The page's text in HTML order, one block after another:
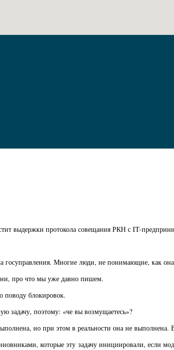
выдержки протокола совещания РКН с IT-
госуправления. Многие люди, не понимающие, как
про что мы уже давно пишем.
поводу блокировок.
задачу, поэтому: «че вы возмущаетесь»?
но при этом в реальности она не
которые эту задачу инициировали, если